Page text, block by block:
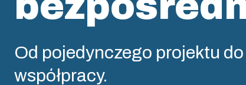
Modyfikacje obudów
Od pojedynczego projektu
współpracy.